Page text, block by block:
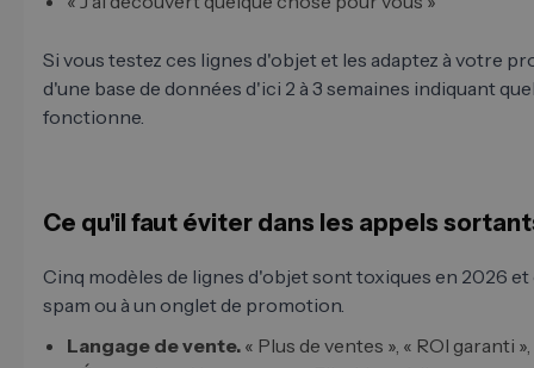
Si vous testez ces lignes d'objet et les adaptez à votre
d'une base de données d'ici 2 à 3 semaines indiquant
fonctionne.
Ce qu'il faut éviter dans les appels
Cinq modèles de lignes d'objet sont toxiques en 2026
spam ou à un onglet de promotion.
Langage de vente. « Plus de ventes », « ROI garanti